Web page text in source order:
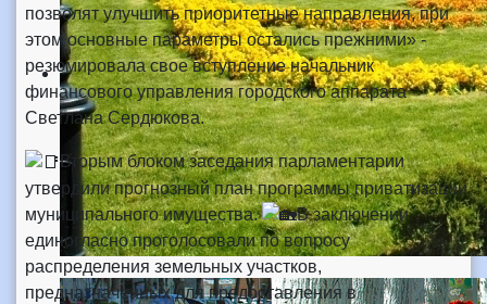
позволят улучшить приоритетные направления, при
этом основные параметры остались прежними» -
резюмировала свое вступление начальник
финансового управления городского аппарата
Светлана Сердюкова.
Вторым блоком заседания парламентарии
утвердили прогнозный план программы приватизации
муниципального имущества.
В заключении
единогласно проголосовали по вопросу
распределения земельных участков,
предназначенных для предоставления в